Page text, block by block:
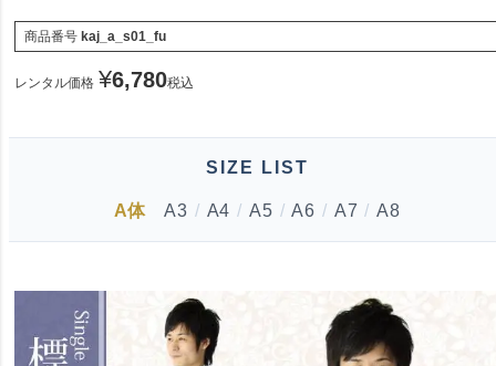
商品番号 kaj_a_s01_fu
レンタル価格 ¥6,780税込
SIZE LIST
A体 A3 / A4 / A5 / A6 / A7 / A8